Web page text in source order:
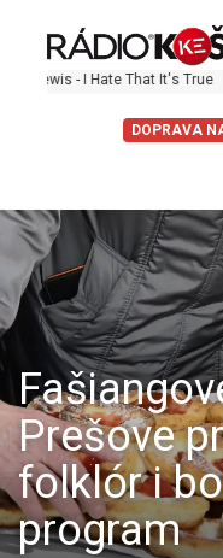
- I Hate That It's True
DOPRAVA
Prešove
folklór i
program